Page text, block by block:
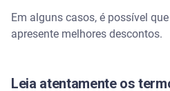
Em alguns casos, é possível
apresente melhores descontos.
Leia atentamente os